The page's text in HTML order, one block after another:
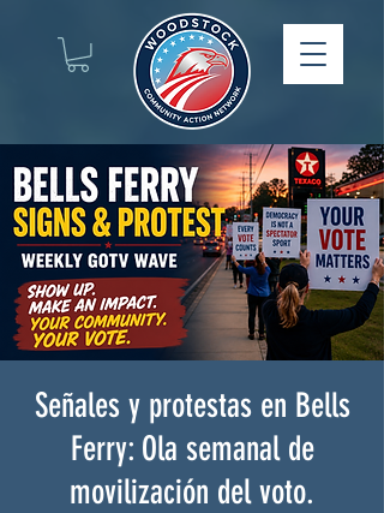
Señales y protestas en Bells
Ferry: Ola semanal de
movilización del voto.